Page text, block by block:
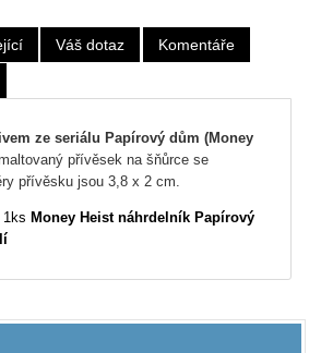
Váš dotaz Komentáře
ze seriálu Papírový dům (Money
přívěsek na šňůrce se
přívěsku jsou 3,8 x 2 cm.
1ksMoney Heist náhrdelník Papírový